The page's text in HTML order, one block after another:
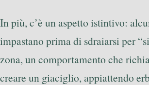
In più, c’è un aspetto istintivo:
impastano prima di sdraiarsi per
zona, un comportamento che
creare un giaciglio, appiattendo